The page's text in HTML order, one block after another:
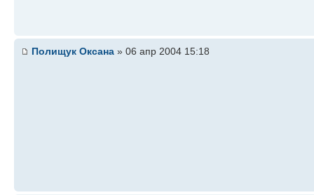
Полищук Оксана » 06 апр 2004 15:18